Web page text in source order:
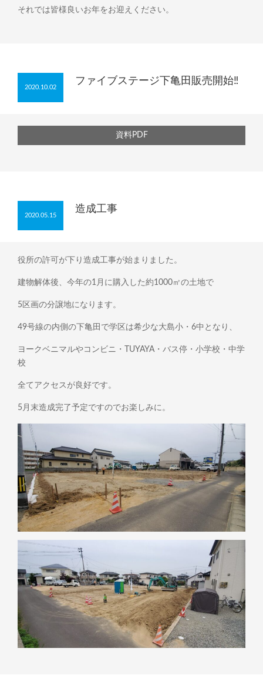
それでは皆様良いお年をお迎えください。
2020.10.02
ファイブステージ下亀田販売開始‼
資料PDF
2020.05.15
造成工事
役所の許可が下り造成工事が始まりました。
建物解体後、今年の1月に購入した約1000㎡の土地で
5区画の分譲地になります。
49号線の内側の下亀田で学区は希少な大島小・6中となり、
ヨークベニマルやコンビニ・TUYAYA・バス停・小学校・中学
校
全てアクセスが良好です。
5月末造成完了予定ですのでお楽しみに。